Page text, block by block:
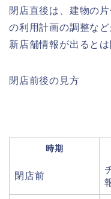
閉店直後は、建物の
の利用計画の調整な
新店舗情報が出るとは
閉店前後の見方
時期
閉店前